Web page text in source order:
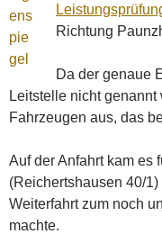
Richtung
Da der genaue
Leitstelle nicht
Fahrzeugen aus, das
Auf der Anfahrt kam es
(Reichertshausen 40/
Weiterfahrt zum noch
machte.